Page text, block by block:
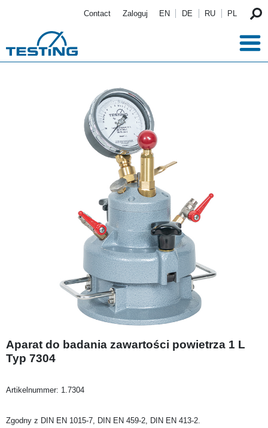
Contact Zaloguj EN DE RU PL
Aparat do badania zawartości powietrza 1 L
Typ 7304
Artikelnummer: 1.7304
Zgodny z DIN EN 1015-7, DIN EN 459-2, DIN EN 413-2.